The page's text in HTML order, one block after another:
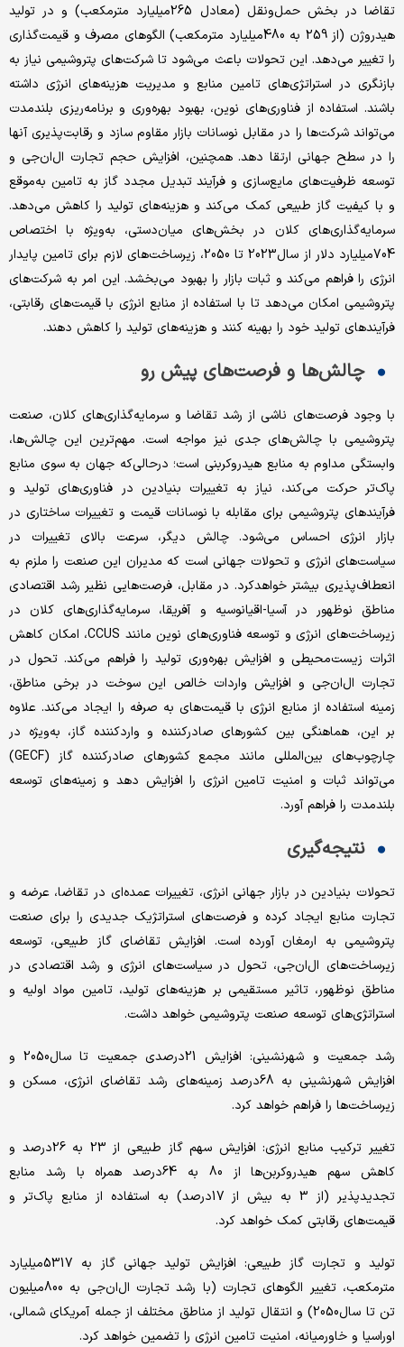
تقاضا در بخش حمل‌ونقل (معادل 265میلیارد مترمکعب) و در تولید
هیدروژن (از 259 به 480میلیارد مترمکعب) الگوهای مصرف و قیمت‌گذاری
را تغییر می‌دهد. این تحولات باعث می‌شود تا شرکت‌های پتروشیمی نیاز به
بازنگری در استراتژی‌های تامین منابع و مدیریت هزینه‌های انرژی داشته
باشند. استفاده از فناوری‌های نوین، بهبود بهره‌وری و برنامه‌ریزی بلندمدت
می‌تواند شرکت‌ها را در مقابل نوسانات بازار مقاوم سازد و رقابت‌پذیری آنها
را در سطح جهانی ارتقا دهد. همچنین، افزایش حجم تجارت ال‌ان‌جی و
توسعه ظرفیت‌های مایع‌سازی و فرآیند تبدیل مجدد گاز به تامین به‌موقع
و با کیفیت گاز طبیعی کمک می‌کند و هزینه‌های تولید را کاهش می‌دهد.
سرمایه‌گذاری‌های کلان در بخش‌های میان‌دستی، به‌ویژه با اختصاص
704میلیارد دلار از سال2023 تا 2050، زیرساخت‌های لازم برای تامین پایدار
انرژی را فراهم می‌کند و ثبات بازار را بهبود می‌بخشد. این امر به شرکت‌های
پتروشیمی امکان می‌دهد تا با استفاده از منابع انرژی با قیمت‌های رقابتی،
فرآیندهای تولید خود را بهینه کنند و هزینه‌های تولید را کاهش دهند.
چالش‌ها و فرصت‌های پیش رو
با وجود فرصت‌های ناشی از رشد تقاضا و سرمایه‌گذاری‌های کلان، صنعت
پتروشیمی با چالش‌های جدی نیز مواجه است. مهم‌ترین این چالش‌ها،
وابستگی مداوم به منابع هیدروکربنی است؛ درحالی‌که جهان به سوی منابع
پاک‌تر حرکت می‌کند، نیاز به تغییرات بنیادین در فناوری‌های تولید و
فرآیندهای پتروشیمی برای مقابله با نوسانات قیمت و تغییرات ساختاری در
بازار انرژی احساس می‌شود. چالش دیگر، سرعت بالای تغییرات در
سیاست‌های انرژی و تحولات جهانی است که مدیران این صنعت را ملزم به
انعطاف‌پذیری بیشتر خواهدکرد. در مقابل، فرصت‌هایی نظیر رشد اقتصادی
مناطق نوظهور در آسیا-اقیانوسیه و آفریقا، سرمایه‌گذاری‌های کلان در
زیرساخت‌های انرژی و توسعه فناوری‌های نوین مانند CCUS، امکان کاهش
اثرات زیست‌محیطی و افزایش بهره‌وری تولید را فراهم می‌کند. تحول در
تجارت ال‌ان‌جی و افزایش واردات خالص این سوخت در برخی مناطق،
زمینه استفاده از منابع انرژی با قیمت‌های به صرفه را ایجاد می‌کند. علاوه
بر این، هماهنگی بین کشورهای صادرکننده و واردکننده گاز، به‌ویژه در
چارچوب‌های بین‌المللی مانند مجمع کشورهای صادرکننده گاز (GECF)
می‌تواند ثبات و امنیت تامین انرژی را افزایش دهد و زمینه‌های توسعه
بلندمدت را فراهم آورد.
نتیجه‌گیری
تحولات بنیادین در بازار جهانی انرژی، تغییرات عمده‌ای در تقاضا، عرضه و
تجارت منابع ایجاد کرده و فرصت‌های استراتژیک جدیدی را برای صنعت
پتروشیمی به ارمغان آورده است. افزایش تقاضای گاز طبیعی، توسعه
زیرساخت‌های ال‌ان‌جی، تحول در سیاست‌های انرژی و رشد اقتصادی در
مناطق نوظهور، تاثیر مستقیمی بر هزینه‌های تولید، تامین مواد اولیه و
استراتژی‌های توسعه صنعت پتروشیمی خواهد داشت.
رشد جمعیت و شهرنشینی: افزایش 21درصدی جمعیت تا سال2050 و
افزایش شهرنشینی به 68درصد زمینه‌های رشد تقاضای انرژی، مسکن و
زیرساخت‌ها را فراهم خواهد کرد.
تغییر ترکیب منابع انرژی: افزایش سهم گاز طبیعی از 23 به 26درصد و
کاهش سهم هیدروکربن‌ها از 80 به 64درصد همراه با رشد منابع
تجدیدپذیر (از 3 به بیش از 17درصد) به استفاده از منابع پاک‌تر و
قیمت‌های رقابتی کمک خواهد کرد.
تولید و تجارت گاز طبیعی: افزایش تولید جهانی گاز به 5317میلیارد
مترمکعب، تغییر الگوهای تجارت (با رشد تجارت ال‌ان‌جی به 800میلیون
تن تا سال2050) و انتقال تولید از مناطق مختلف از جمله آمریکای شمالی،
اوراسیا و خاورمیانه، امنیت تامین انرژی را تضمین خواهد کرد.